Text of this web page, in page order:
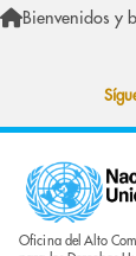
Pasar al
Bienvenidos y
Oficina del Alto